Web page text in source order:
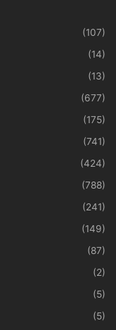
(107)
(14)
(13)
(677)
(175)
(741)
(424)
(788)
(241)
(149)
(87)
(2)
(5)
(5)